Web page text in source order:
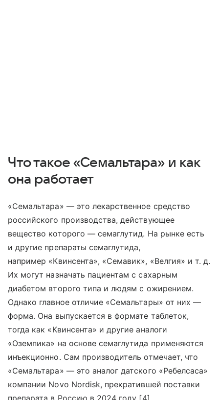
Что такое «Семальтара» и как
она работает
«Семальтара» — это лекарственное средство
российского производства, действующее
вещество которого — семаглутид. На рынке есть
и другие препараты семаглутида,
например «Квинсента», «Семавик», «Велгия» и т. д.
Их могут назначать пациентам с сахарным
диабетом второго типа и людям с ожирением.
Однако главное отличие «Семальтары» от них —
форма. Она выпускается в формате таблеток,
тогда как «Квинсента» и другие аналоги
«Оземпика» на основе семаглутида применяются
инъекционно. Сам производитель отмечает, что
«Семальтара» — это аналог датского «Ребелсаса»
компании Novo Nordisk, прекратившей поставки
препарата в Россию в 2024 году [4].